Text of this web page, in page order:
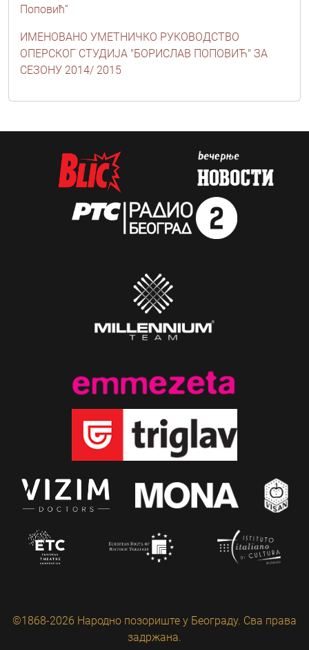
Поповић“
ИМЕНОВАНО УМЕТНИЧКО РУКОВОДСТВО
ОПЕРСКОГ СТУДИЈА "БОРИСЛАВ ПОПОВИЋ" ЗА
СЕЗОНУ 2014/ 2015
©1868-2026 Народно позориште у Београду. Сва права
задржана.